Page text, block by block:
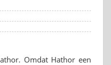
Omdat Hathor een